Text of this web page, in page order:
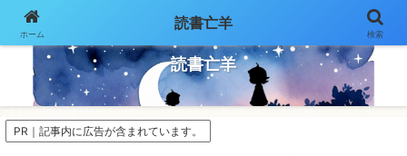
読書亡羊
PR｜記事内に広告が含まれています。
ホーム
読書亡羊
検索